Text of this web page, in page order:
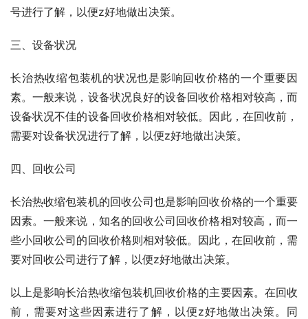
号进行了解，以便z好地做出决策。
三、设备状况
长治热收缩包装机的状况也是影响回收价格的一个重要因
素。一般来说，设备状况良好的设备回收价格相对较高，而
设备状况不佳的设备回收价格相对较低。因此，在回收前，
需要对设备状况进行了解，以便z好地做出决策。
四、回收公司
长治热收缩包装机的回收公司也是影响回收价格的一个重要
因素。一般来说，知名的回收公司回收价格相对较高，而一
些小回收公司的回收价格则相对较低。因此，在回收前，需
要对回收公司进行了解，以便z好地做出决策。
以上是影响长治热收缩包装机回收价格的主要因素。在回收
前，需要对这些因素进行了解，以便z好地做出决策。同